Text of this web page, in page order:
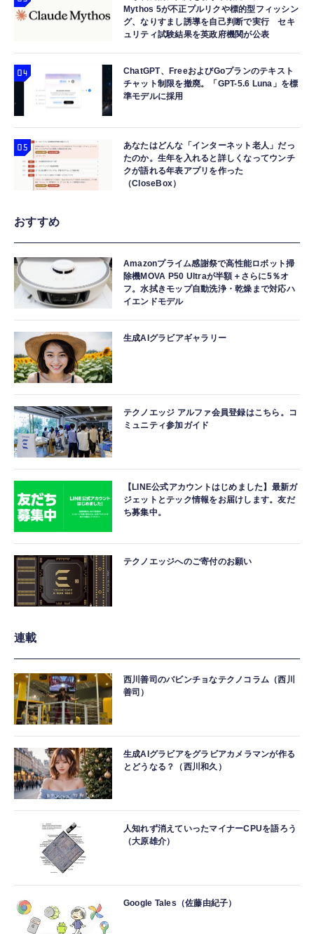
Mythos 5が不正プルリクや標的型フィッシン
グ、なりすまし誘導を自己判断で実行 セキ
ュリティ試験結果を英政府機関が公表
ChatGPT、FreeおよびGoプランのテキスト
チャット制限を撤廃。「GPT-5.6 Luna」を標
準モデルに採用
あなたはどんな「インターネット老人」だっ
たのか。生年を入れると詳しくなってウンチ
クが語れる年表アプリを作った
（CloseBox）
おすすめ
Amazonプライム感謝祭で高性能ロボット掃
除機MOVA P50 Ultraが半額＋さらに5％オ
フ。水拭きモップ自動洗浄・乾燥まで対応ハ
イエンドモデル
生成AIグラビアギャラリー
テクノエッジ アルファ会員登録はこちら。コ
ミュニティ参加ガイド
【LINE公式アカウントはじめました】最新ガ
ジェットとテック情報をお届けします。友だ
ち募集中。
テクノエッジへのご寄付のお願い
連載
西川善司のバビンチョなテクノコラム（西川
善司）
生成AIグラビアをグラビアカメラマンが作る
とどうなる？（西川和久）
人知れず消えていったマイナーCPUを語ろう
（大原雄介）
Google Tales（佐藤由紀子）